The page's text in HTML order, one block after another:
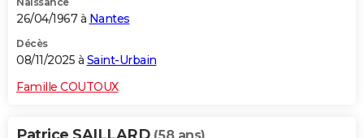
COPAINS D'AVANT
S'inscrire
Se connecter
Lycées
Collèges
Primaires
Universités
Entreprises
Service militaire
Avis de recherche
AVIS DE DÉCÈS
26/04/1967 à Nantes
Décès
08/11/2025 à Saint-Urbain
Famille COUTOUX